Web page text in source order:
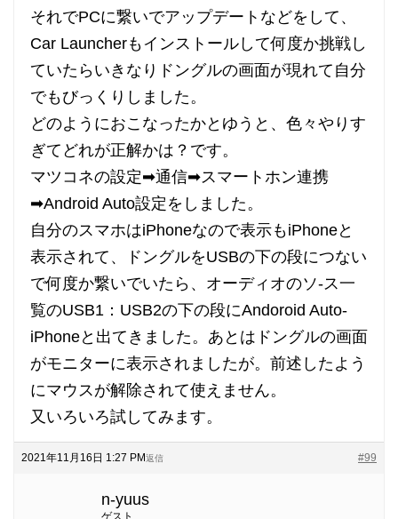
それでPCに繋いでアップデートなどをして、
Car Launcherもインストールして何度か挑戦し
ていたらいきなりドングルの画面が現れて自分
でもびっくりしました。
どのようにおこなったかとゆうと、色々やりす
ぎてどれが正解かは？です。
マツコネの設定➡通信➡スマートホン連携
➡Android Auto設定をしました。
自分のスマホはiPhoneなので表示もiPhoneと
表示されて、ドングルをUSBの下の段につない
で何度か繋いでいたら、オーディオのソ-ス一
覧のUSB1：USB2の下の段にAndoroid Auto-
iPhoneと出てきました。あとはドングルの画面
がモニターに表示されましたが。前述したよう
にマウスが解除されて使えません。
又いろいろ試してみます。
2021年11月16日 1:27 PM #99
返信
n-yuus
ゲスト